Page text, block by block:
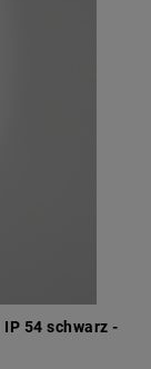
54 schwarz -